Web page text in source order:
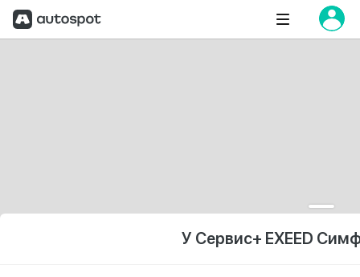
У Сервис+ EXEED